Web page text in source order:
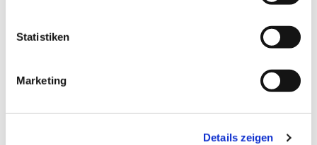
Statistiken
Marketing
Details zeigen